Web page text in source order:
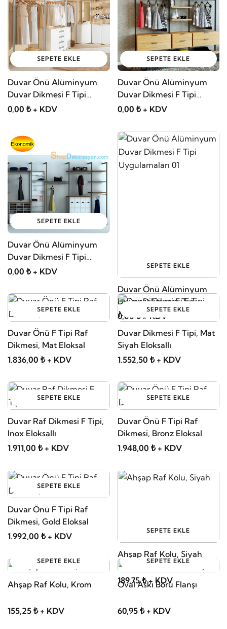
SEPETE EKLE
Duvar Önü Alüminyum
Duvar Dikmesi F Tipi
Uygulamaları 04
0,00 ₺ + KDV
SEPETE EKLE
Duvar Önü Alüminyum
Duvar Dikmesi F Tipi
Uygulamaları 03
0,00 ₺ + KDV
SEPETE EKLE
Duvar Önü Alüminyum
Duvar Dikmesi F Tipi
Uygulamaları 02
0,00 ₺ + KDV
SEPETE EKLE
Duvar Önü Alüminyum
Duvar Dikmesi F Tipi
Uygulamaları 01
0,00 ₺ + KDV
SEPETE EKLE
Duvar Önü F Tipi Raf
Dikmesi, Mat Eloksal
1.836,00 ₺ + KDV
SEPETE EKLE
Duvar Dikmesi F Tipi, Mat
Siyah Eloksallı
1.552,50 ₺ + KDV
SEPETE EKLE
Duvar Raf Dikmesi F Tipi,
Inox Eloksallı
1.911,00 ₺ + KDV
SEPETE EKLE
Duvar Önü F Tipi Raf
Dikmesi, Bronz Eloksal
1.948,00 ₺ + KDV
SEPETE EKLE
Duvar Önü F Tipi Raf
Dikmesi, Gold Eloksal
1.992,00 ₺ + KDV
SEPETE EKLE
Ahşap Raf Kolu, Siyah
189,75 ₺ + KDV
SEPETE EKLE
Ahşap Raf Kolu, Krom
155,25 ₺ + KDV
SEPETE EKLE
Oval Askı Boru Flanşı
60,95 ₺ + KDV